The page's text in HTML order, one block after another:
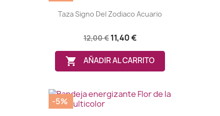
Taza Signo Del Zodiaco Acuario
12,00 € 11,40 €
 AÑADIR AL CARRITO
-5%